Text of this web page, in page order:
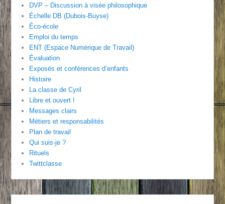
DVP – Discussion à visée philosophique
Échelle DB (Dubois-Buyse)
Éco-école
Emploi du temps
ENT (Espace Numérique de Travail)
Évaluation
Exposés et conférences d’enfants
Histoire
La classe de Cyril
Libre et ouvert !
Messages clairs
Métiers et responsabilités
Plan de travail
Qui suis-je ?
Rituels
Twittclasse